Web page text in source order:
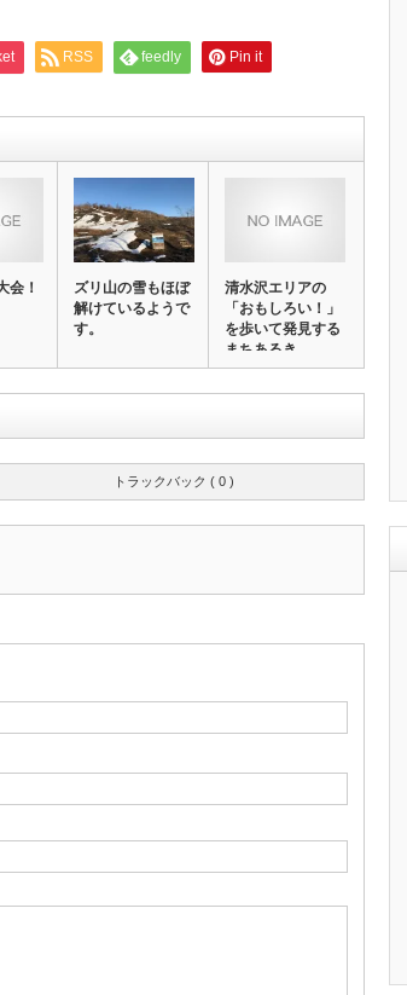
RSS feedly Pin it
会！
ズリ山の雪もほぼ
解けているようで
す。
清水沢エリアの
「おもしろい！」
を歩いて発見する
まちあるき。
トラックバック ( 0 )